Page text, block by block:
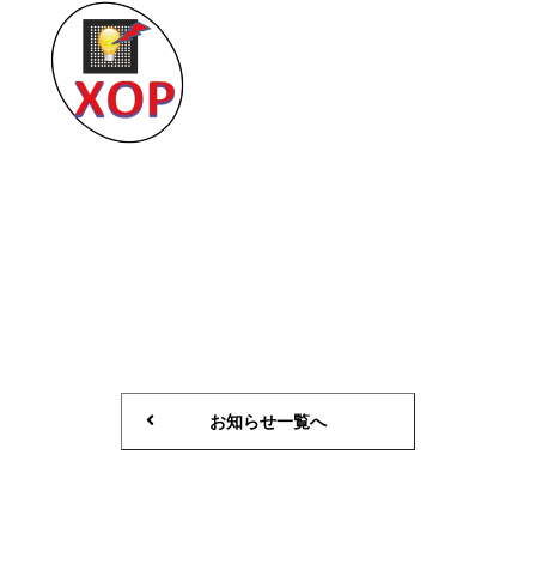
お知らせ一覧へ